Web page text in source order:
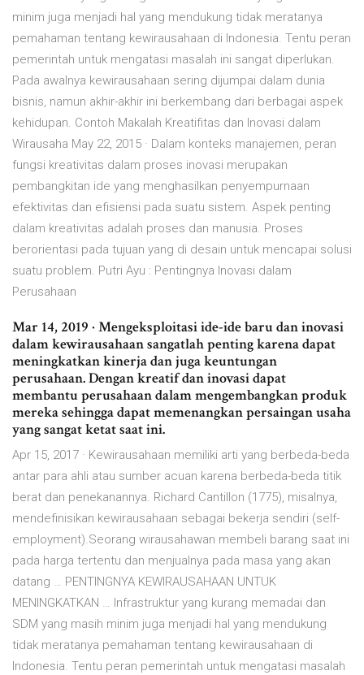
minim juga menjadi hal yang mendukung tidak meratanya
pemahaman tentang kewirausahaan di Indonesia. Tentu peran
pemerintah untuk mengatasi masalah ini sangat diperlukan.
Pada awalnya kewirausahaan sering dijumpai dalam dunia
bisnis, namun akhir-akhir ini berkembang dari berbagai aspek
kehidupan. Contoh Makalah Kreatifitas dan Inovasi dalam
Wirausaha May 22, 2015 · Dalam konteks manajemen, peran
fungsi kreativitas dalam proses inovasi merupakan
pembangkitan ide yang menghasilkan penyempurnaan
efektivitas dan efisiensi pada suatu sistem. Aspek penting
dalam kreativitas adalah proses dan manusia. Proses
berorientasi pada tujuan yang di desain untuk mencapai solusi
suatu problem. Putri Ayu : Pentingnya Inovasi dalam
Perusahaan
Mar 14, 2019 · Mengeksploitasi ide-ide baru dan inovasi
dalam kewirausahaan sangatlah penting karena dapat
meningkatkan kinerja dan juga keuntungan
perusahaan. Dengan kreatif dan inovasi dapat
membantu perusahaan dalam mengembangkan produk
mereka sehingga dapat memenangkan persaingan usaha
yang sangat ketat saat ini.
Apr 15, 2017 · Kewirausahaan memiliki arti yang berbeda-beda
antar para ahli atau sumber acuan karena berbeda-beda titik
berat dan penekanannya. Richard Cantillon (1775), misalnya,
mendefinisikan kewirausahaan sebagai bekerja sendiri (self-
employment).Seorang wirausahawan membeli barang saat ini
pada harga tertentu dan menjualnya pada masa yang akan
datang … PENTINGNYA KEWIRAUSAHAAN UNTUK
MENINGKATKAN … Infrastruktur yang kurang memadai dan
SDM yang masih minim juga menjadi hal yang mendukung
tidak meratanya pemahaman tentang kewirausahaan di
Indonesia. Tentu peran pemerintah untuk mengatasi masalah